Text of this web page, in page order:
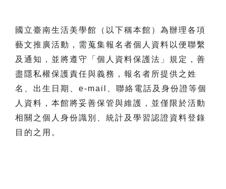
國立臺南生活美學館（以下稱本館）為辦理各項
藝文推廣活動，需蒐集報名者個人資料以便聯繫
及通知，並將遵守「個人資料保護法」規定，善
盡隱私權保護責任與義務，報名者所提供之姓
名、出生日期、e-mail、聯絡電話及身份證等個
人資料，本館將妥善保管與維護，並僅限於活動
相關之個人身份識別、統計及學習認證資料登錄
目的之用。